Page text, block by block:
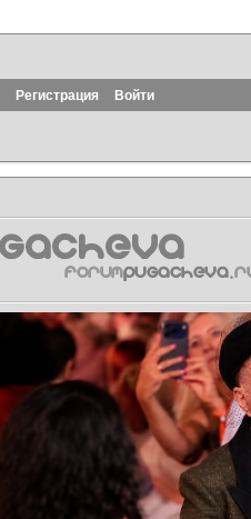
Регистрация Войти